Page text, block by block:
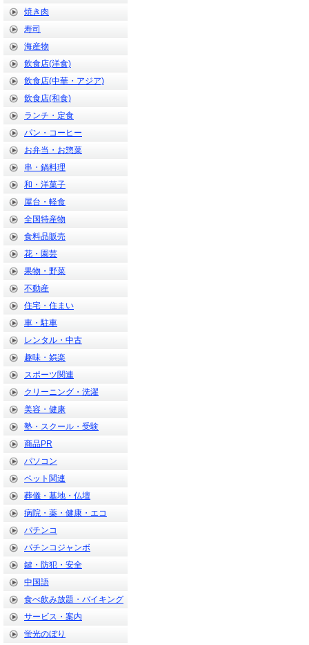
焼き肉
寿司
海産物
飲食店(洋食)
飲食店(中華・アジア)
飲食店(和食)
ランチ・定食
パン・コーヒー
お弁当・お惣菜
串・鍋料理
和・洋菓子
屋台・軽食
全国特産物
食料品販売
花・園芸
果物・野菜
不動産
住宅・住まい
車・駐車
レンタル・中古
趣味・娯楽
スポーツ関連
クリーニング・洗濯
美容・健康
塾・スクール・受験
商品PR
パソコン
ペット関連
葬儀・墓地・仏壇
病院・薬・健康・エコ
パチンコ
パチンコジャンボ
鍵・防犯・安全
中国語
食べ飲み放題・バイキング
サービス・案内
蛍光のぼり